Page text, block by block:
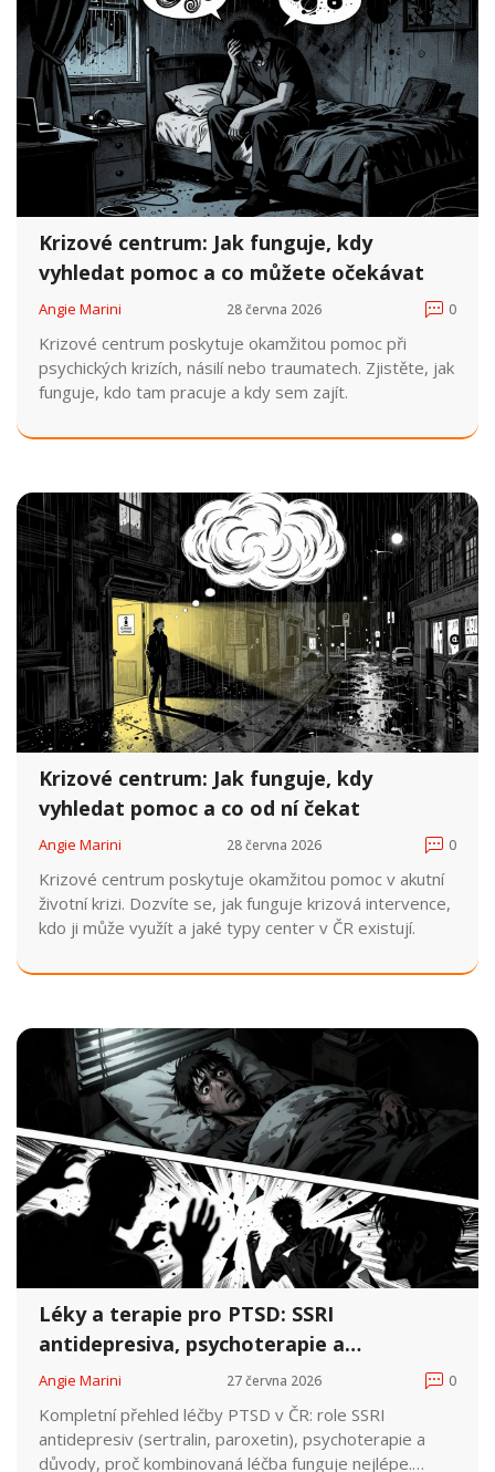
Krizové centrum: Jak funguje, kdy
vyhledat pomoc a co můžete očekávat
Angie Marini 28 června 2026 0
Krizové centrum poskytuje okamžitou pomoc při
psychických krizích, násilí nebo traumatech. Zjistěte, jak
funguje, kdo tam pracuje a kdy sem zajít.
Krizové centrum: Jak funguje, kdy
vyhledat pomoc a co od ní čekat
Angie Marini 28 června 2026 0
Krizové centrum poskytuje okamžitou pomoc v akutní
životní krizi. Dozvíte se, jak funguje krizová intervence,
kdo ji může využít a jaké typy center v ČR existují.
Léky a terapie pro PTSD: SSRI
antidepresiva, psychoterapie a
kombinovaná léčba
Angie Marini 27 června 2026 0
Kompletní přehled léčby PTSD v ČR: role SSRI
antidepresiv (sertralin, paroxetin), psychoterapie a
důvody, proč kombinovaná léčba funguje nejlépe.